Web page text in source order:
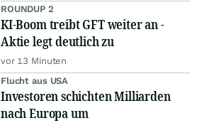
ROUNDUP 2
KI-Boom treibt GFT weiter an -
Aktie legt deutlich zu
vor 13 Minuten
Flucht aus USA
Investoren schichten Milliarden
nach Europa um